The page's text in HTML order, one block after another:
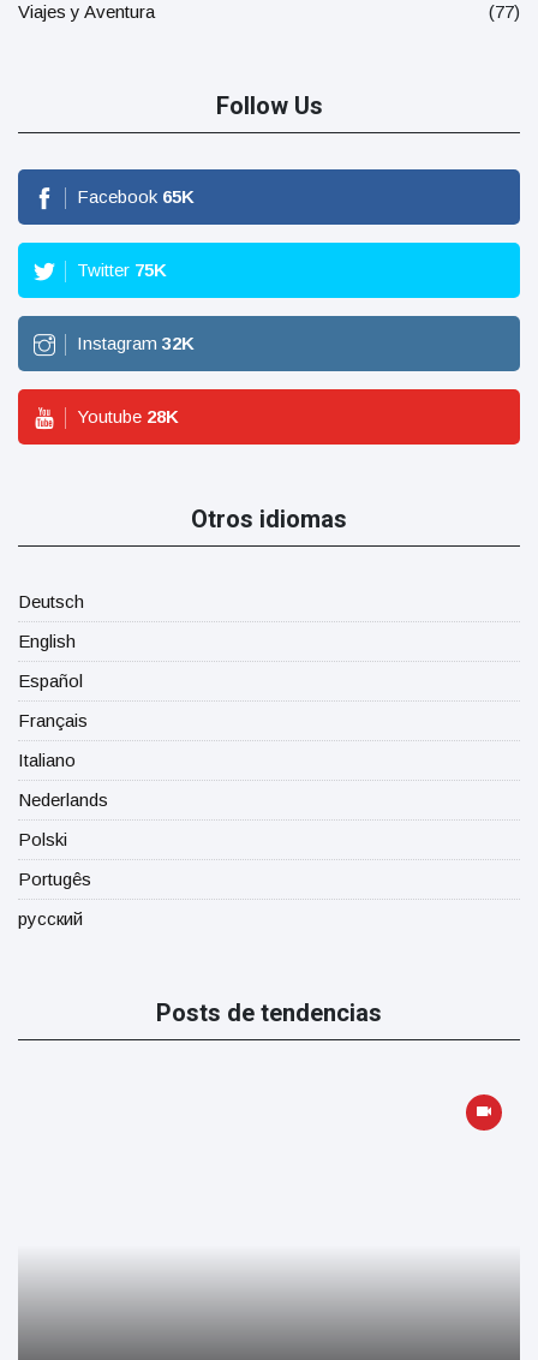
Viajes y Aventura
(77)
Follow Us
Facebook 65K
Twitter 75K
Instagram 32K
Youtube 28K
Otros idiomas
Deutsch
English
Español
Français
Italiano
Nederlands
Polski
Portugês
русский
Posts de tendencias